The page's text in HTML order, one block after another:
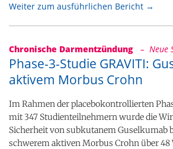
Weiter zum ausführlichen Bericht →
Chronische Darmentzündung – Neue
Phase-3-Studie GRAVITI:
aktivem Morbus Crohn
Im Rahmen der placebokontrollierten
mit 347 Studienteilnehmern wurde die
Sicherheit von subkutanem Guselkumab
schwerem aktiven Morbus Crohn über 48